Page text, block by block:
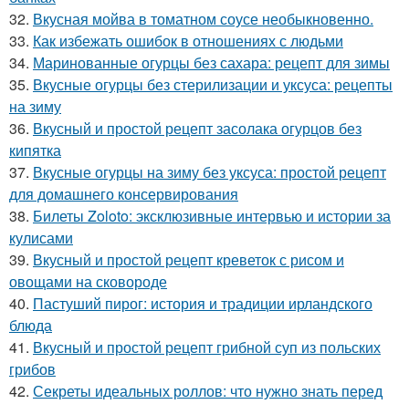
32. Вкусная мойва в томатном соусе необыкновенно.
33. Как избежать ошибок в отношениях с людьми
34. Маринованные огурцы без сахара: рецепт для зимы
35. Вкусные огурцы без стерилизации и уксуса: рецепты
на зиму
36. Вкусный и простой рецепт засолака огурцов без
кипятка
37. Вкусные огурцы на зиму без уксуса: простой рецепт
для домашнего консервирования
38. Билеты Zoloto: эксклюзивные интервью и истории за
кулисами
39. Вкусный и простой рецепт креветок с рисом и
овощами на сковороде
40. Пастуший пирог: история и традиции ирландского
блюда
41. Вкусный и простой рецепт грибной суп из польских
грибов
42. Секреты идеальных роллов: что нужно знать перед